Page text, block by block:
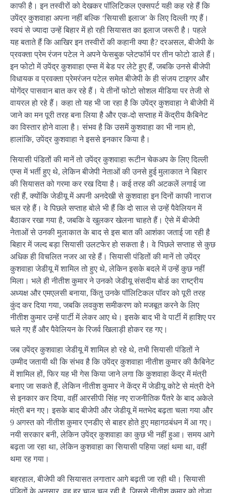
काफी है। इन तस्वीरों को देखकर पॉलिटिकल एक्सपर्ट यही कह रहे हैं कि
उपेंद्र कुशवाहा अपना नहीं बल्कि ‘सियासी इलाज’ के लिए दिल्ली गए हैं।
स्वयं से ज्यादा उन्हें बिहार में हो रही सियासत का इलाज जरूरी है। पहले
यह बताते हैं कि आखिर इन तस्वीरों की कहानी क्या है? दरअसल, बीजेपी के
प्रवक्ता प्रेम रंजन पटेल ने अपने फेसबुक प्लेटफॉर्म पर तीन फोटो डाले हैं।
इन फोटो में उपेंद्र कुशवाहा एम्स में बेड पर लेटे हुए हैं, जबकि उनसे बीजेपी
विधायक व प्रवक्ता प्रेमरंजन पटेल समेत बीजेपी के ही संजय टाइगर और
योगेंद्र पासवान बात कर रहे हैं। ये तीनों फोटो सोशल मीडिया पर तेजी से
वायरल हो रहे हैं। कहा तो यह भी जा रहा है कि उपेंद्र कुशवाहा ने बीजेपी में
जाने का मन पूरी तरह बना लिया है और एक-दो सप्ताह में केंद्रीय कैबिनेट
का विस्तार होने वाला है। संभव है कि उसमें कुशवाहा का भी नाम हो,
हालांकि, उपेंद्र कुशवाहा ने इससे इनकार किया है।
सियासी पंडितों की मानें तो उपेंद्र कुशवाहा रूटीन चेकअप के लिए दिल्ली
एम्स में भर्ती हुए थे, लेकिन बीजेपी नेताओं की उनसे हुई मुलाकात ने बिहार
की सियासत को गरमा कर रख दिया है। कई तरह की अटकलें लगाई जा
रही हैं, क्योंकि जेडीयू में अपनी अनदेखी से कुशवाहा इन दिनों काफी नाराज
चल रहे हैं। वे पिछले सप्ताह बोले भी हैं कि दो साल से उन्हें पैवेलियन में
बैठाकर रखा गया है, जबकि वे खुलकर खेलना चाहते हैं। ऐसे में बीजेपी
नेताओं से उनकी मुलाकात के बाद से इस बात की आशंका जताई जा रही है
बिहार में जल्द बड़ा सियासी उलटफेर हो सकता है। वे पिछले सप्ताह से कुछ
अधिक ही विचलित नजर आ रहे हैं। सियासी पंडितों की मानें तो उपेंद्र
कुशवाहा जेडीयू में शामिल तो हुए थे, लेकिन इसके बदले में उन्हें कुछ नहीं
मिला। भले ही नीतीश कुमार ने उनको जेडीयू संसदीय बोर्ड का राष्ट्रीय
अध्यक्ष और एमएलसी बनाया, किंतु उनके पॉलिटिकल पॉवर को पूरी तरह
कुंद कर दिया गया, जबकि लवकुश समीकरण को मजबूत करने के लिए
नीतीश कुमार उन्हें पार्टी में लेकर आए थे। इसके बाद भी वे पार्टी में हाशिए पर
चले गए हैं और पैवेलियन के रिजर्व खिलाड़ी होकर रह गए।
जब उपेंद्र कुशवाहा जेडीयू में शामिल हो रहे थे, तभी सियासी पंडितों ने
उम्मीद जतायी थी कि संभव है कि उपेंद्र कुशवाहा नीतीश कुमार की कैबिनेट
में शामिल हों, फिर यह भी गेस किया जाने लगा कि कुशवाहा केंद्र में मंत्री
बनाए जा सकते हैं, लेकिन नीतीश कुमार ने केंद्र में जेडीयू कोटे से मंत्री देने
से इनकार कर दिया, वहीं आरसीपी सिंह नए राजनीतिक पैंतरे के बाद अकेले
मंत्री बन गए। इसके बाद बीजेपी और जेडीयू में मतभेद बढ़ता चला गया और
9 अगस्त को नीतीश कुमार एनडीए से बाहर होते हुए महागठबंधन में आ गए।
नयी सरकार बनी, लेकिन उपेंद्र कुशवाहा का कुछ भी नहीं हुआ। समय आगे
बढ़ता जा रहा था, लेकिन कुशवाहा का सियासी पहिया जहां थमा था, वहीं
थमा रह गया।
बहरहाल, बीजेपी की सियासत लगातार आगे बढ़ती जा रही थी। सियासी
पंडितों के अनुसार, वह हर चाल चल रही है, जिससे नीतीश कुमार को तोड़ा